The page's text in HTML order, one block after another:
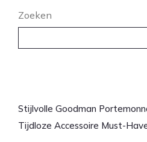
Zoeken
Stijlvolle Goodman
Tijdloze Accessoire Must-